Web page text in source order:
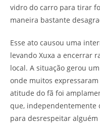
vidro do carro para tirar
maneira bastante
Esse ato causou uma
levando Xuxa a encerrar
local. A situação gerou
onde muitos
atitude do fã foi
que, independentemente
para desrespeitar